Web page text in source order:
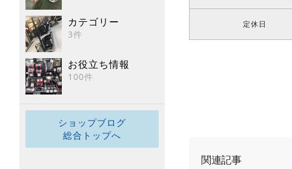
カテゴリー
3件
お役立ち情報
100件
ショップブログ
総合トップへ
定休日
関連記事